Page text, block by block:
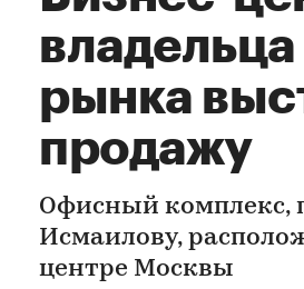
рынка
продажу
Офисный комплекс,
Исмаилову,
центре Москвы